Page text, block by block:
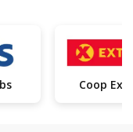
Coop